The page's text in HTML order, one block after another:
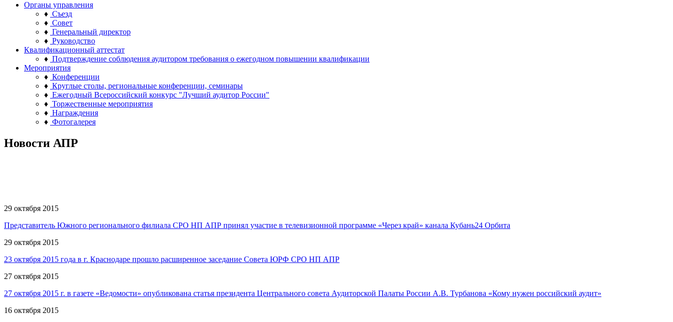
Органы управления
♦ Съезд
♦ Совет
♦ Генеральный директор
♦ Руководство
Квалификационный аттестат
♦ Подтверждение соблюдения аудитором требования о ежегодном повышении квалификации
Мероприятия
♦ Конференции
♦ Круглые столы, региональные конференции, семинары
♦ Ежегодный Всероссийский конкурс "Лучший аудитор России"
♦ Торжественные мероприятия
♦ Награждения
♦ Фотогалерея
Новости АПР
29 октября 2015
Представитель Южного регионального филиала СРО НП АПР принял участие в телевизионной программе «Через край» канала Кубань24 Орбита
29 октября 2015
23 октября 2015 года в г. Краснодаре прошло расширенное заседание Совета ЮРФ СРО НП АПР
27 октября 2015
27 октября 2015 г. в газете «Ведомости» опубликована статья президента Центрального совета Аудиторской Палаты России А.В. Турбанова «Кому нужен российский аудит»
16 октября 2015